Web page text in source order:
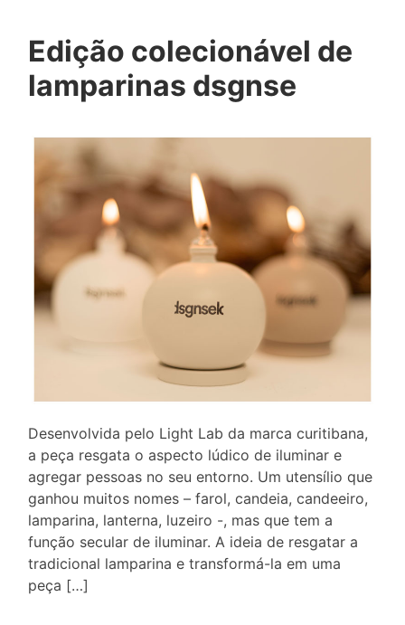
Edição colecionável de
lamparinas dsgnse
Desenvolvida pelo Light Lab da marca curitibana,
a peça resgata o aspecto lúdico de iluminar e
agregar pessoas no seu entorno. Um utensílio que
ganhou muitos nomes – farol, candeia, candeeiro,
lamparina, lanterna, luzeiro -, mas que tem a
função secular de iluminar. A ideia de resgatar a
tradicional lamparina e transformá-la em uma
peça […]